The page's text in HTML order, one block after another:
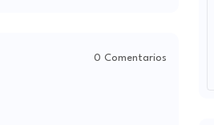
0 Comentarios